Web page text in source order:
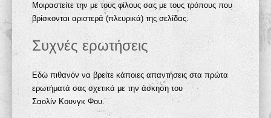
Μοιραστείτε την με τους φίλους σας με τους τρόπους που
βρίσκονται αριστερά (πλευρικά) της σελίδας.
Συχνές ερωτήσεις
Εδώ πιθανόν να βρείτε κάποιες απαντήσεις στα πρώτα
ερωτήματά σας σχετικά με την άσκηση του
Σαολίν Κουνγκ Φου.